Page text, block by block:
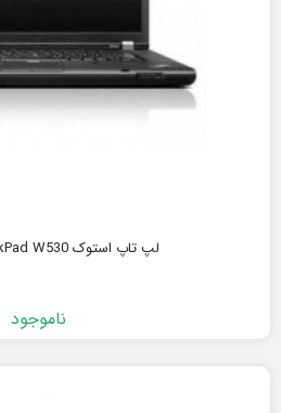
لپ تاپ استوک Lenovo ThinkPad W530
ناموجود